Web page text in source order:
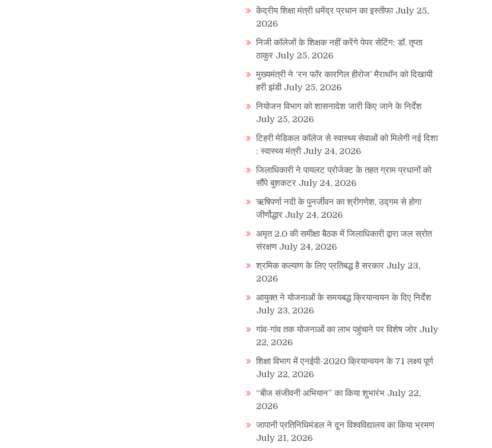
केंद्रीय शिक्षा मंत्री धमेंद्र प्रधान का इस्तीफा July 25,
2026
निजी कॉलेजों के शिक्षक नहीं करेंगे पेपर सेटिंग: डॉ. तृप्ता
ठाकुर July 25, 2026
मुख्यमंत्री ने ‘रन फॉर कारगिल हीरोज’ मैराथॉन को दिखायी
हरी झंडी July 25, 2026
नियोजन विभाग को शासनादेश जारी किए जाने के निर्देश
July 25, 2026
टिहरी मेडिकल कॉलेज से स्वास्थ्य सेवाओं को मिलेगी नई दिशा
: स्वास्थ्य मंत्री July 24, 2026
जिलाधिकारी ने पायलट प्रोजेक्ट के तहत ग्राम प्रधानों को
सौंपे बुशकटर July 24, 2026
ऋषिपर्णा नदी के पुनर्जीवन का श्रीगणेश, उद्गम से होगा
जीर्णोद्धार July 24, 2026
अमृत 2.0 की समीक्षा बैठक में जिलाधिकारी द्वारा जल स्रोत
संरक्षण July 24, 2026
श्रमिक कल्याण के लिए प्रतिबद्ध है सरकार July 23,
2026
आयुक्त ने योजनाओं के समयबद्ध क्रियान्वयन के दिए निर्देश
July 23, 2026
गांव-गांव तक योजनाओं का लाभ पहुंचाने पर विशेष जोर July
22, 2026
शिक्षा विभाग में एनईपी-2020 क्रियान्वयन के 71 लक्ष्य पूर्ण
July 22, 2026
“बीज संजीवनी अभियान” का किया शुभारंभ July 22,
2026
जापानी प्रतिनिधिमंडल ने दून विश्वविद्यालय का किया भ्रमण
July 21, 2026